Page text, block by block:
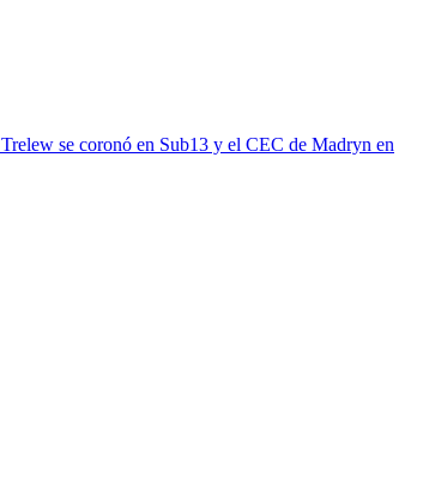
se coronó en Sub13 y el CEC de Madryn en